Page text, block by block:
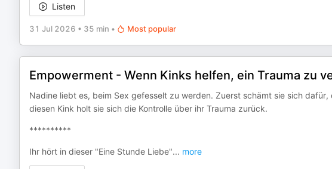
Listen
31 Jul 2026 • 35 min • Most popular
Empowerment - Wenn Kinks helfen, ein Trauma zu
Nadine liebt es, beim Sex gefesselt zu werden. Zuerst schämt sie sich
diesen Kink holt sie sich die Kontrolle über ihr Trauma zurück.
**********
Ihr hört in dieser "Eine Stunde Liebe"... more